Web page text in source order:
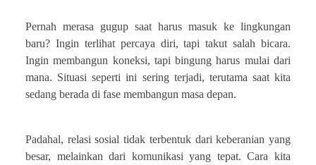
Pernah merasa gugup saat harus masuk ke lingkungan
baru? Ingin terlihat percaya diri, tapi takut salah bicara.
Ingin membangun koneksi, tapi bingung harus mulai dari
mana. Situasi seperti ini sering terjadi, terutama saat kita
sedang berada di fase membangun masa depan.
Padahal, relasi sosial tidak terbentuk dari keberanian yang
besar, melainkan dari komunikasi yang tepat. Cara kita